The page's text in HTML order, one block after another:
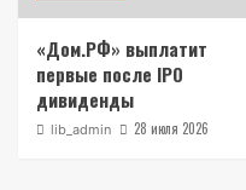
«Дом.РФ» выплатит
первые после IPO
дивиденды
lib_admin 28 июля 2026